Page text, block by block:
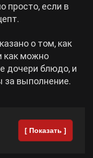
просто, если в
о том, как
как можно
дочери блюдо, и
за выполнение.
[ Показать ]